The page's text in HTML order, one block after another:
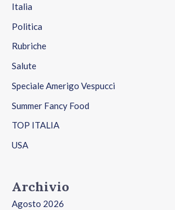
Italia
Politica
Rubriche
Salute
Speciale Amerigo Vespucci
Summer Fancy Food
TOP ITALIA
USA
Archivio
Agosto 2026